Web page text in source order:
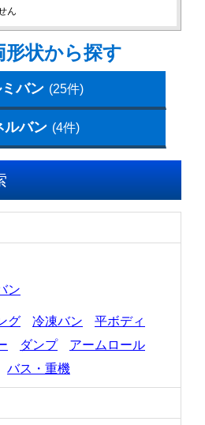
ん
状から探す
バン (25件)
ルバン (4件)
ン
グ 冷凍バン
平ボディ
ダンプ
アームロール
バス・重機